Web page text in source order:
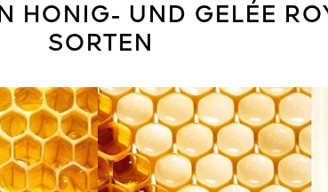
HONIG- UND GELÉE
SORTEN